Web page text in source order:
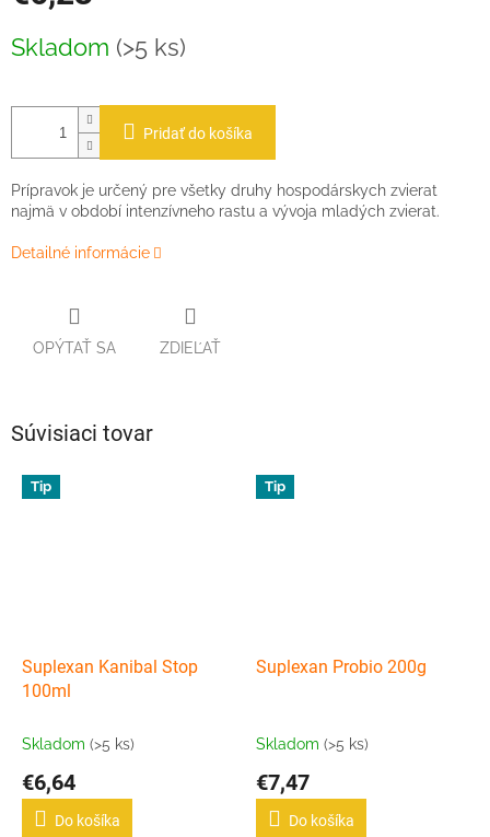
cena:
Skladom (>5 ks)
Pridať do košíka
Prípravok je určený pre všetky druhy hospodárskych zvierat
najmä v období intenzívneho rastu a vývoja mladých zvierat.
Detailné informácie
OPÝTAŤ SA ZDIEĽAŤ
Súvisiaci tovar
Tip
Suplexan Kanibal Stop
100ml
Skladom (>5 ks)
€6,64
Do košíka
Tip
Suplexan Probio 200g
Skladom (>5 ks)
€7,47
Do košíka